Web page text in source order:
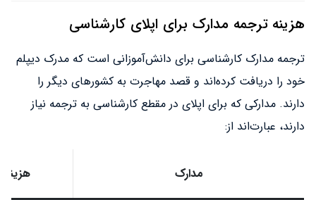
هزینه ترجمه مدارک برای اپلای کارشناسی
ترجمه مدارک کارشناسی برای دانش‌آموزانی است که مدرک دیپلم
خود را دریافت کرده‌اند و قصد مهاجرت به کشورهای دیگر را
دارند. مدارکی که برای اپلای در مقطع کارشناسی به ترجمه نیاز
دارند، عبارت‌اند از:
مدارک